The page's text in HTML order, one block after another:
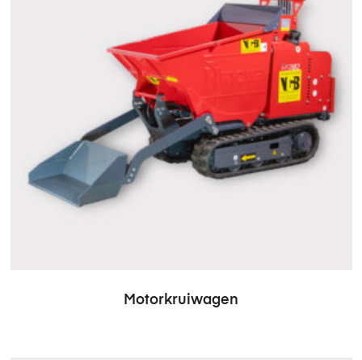
Motorkruiwagen